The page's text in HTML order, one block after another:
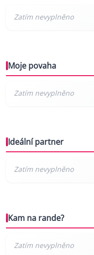
Moje povaha
Ideální partner
Kam na rande?